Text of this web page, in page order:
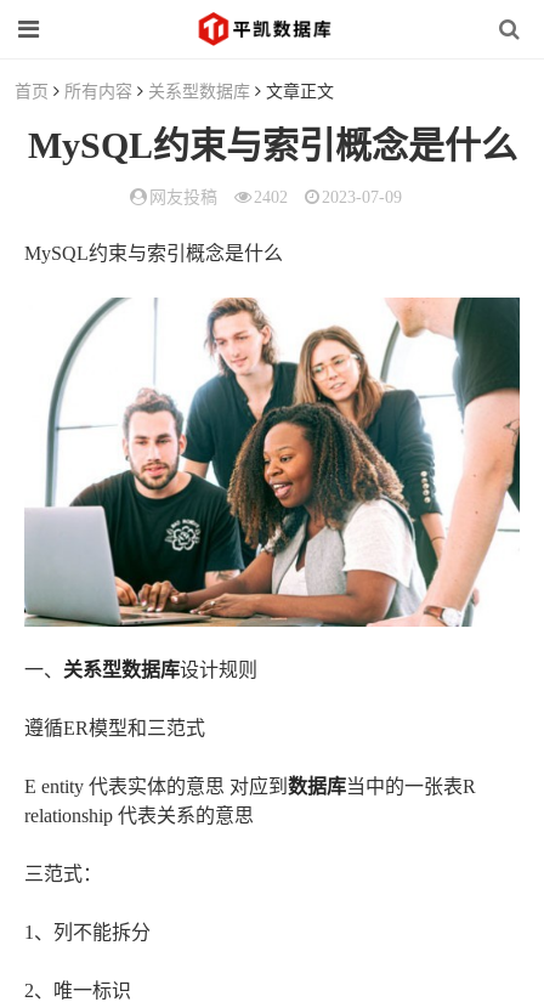
首页 所有内容 关系型数据库 文章正文
MySQL约束与索引概念是什么
网友投稿 2402 2023-07-09
MySQL约束与索引概念是什么
一、 关系型数据库设计规则
遵循ER模型和三范式
E entity 代表实体的意思 对应到 数据库当中的一张表R
relationship 代表关系的意思
三范式：
1、列不能拆分
2、唯一标识